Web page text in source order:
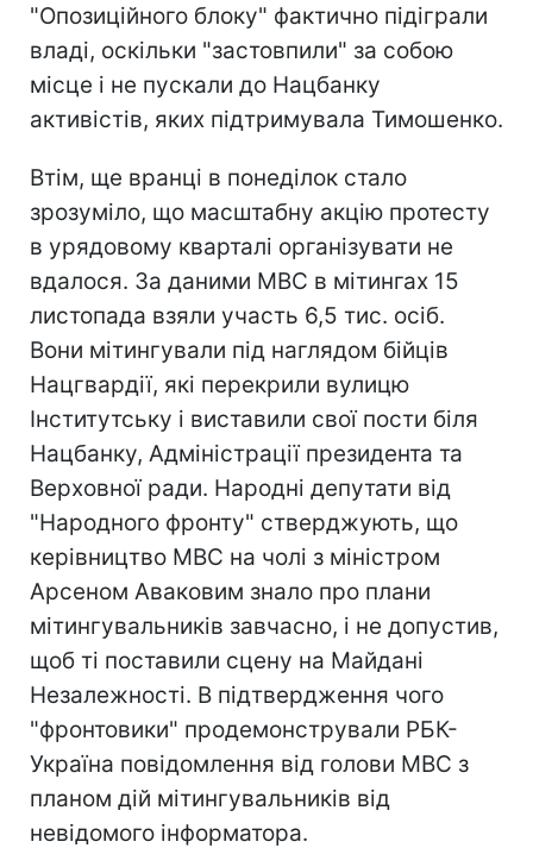
"Опозиційного блоку" фактично підіграли
владі, оскільки "застовпили" за собою
місце і не пускали до Нацбанку
активістів, яких підтримувала Тимошенко.
Втім, ще вранці в понеділок стало
зрозуміло, що масштабну акцію протесту
в урядовому кварталі організувати не
вдалося. За даними МВС в мітингах 15
листопада взяли участь 6,5 тис. осіб.
Вони мітингували під наглядом бійців
Нацгвардії, які перекрили вулицю
Інститутську і виставили свої пости біля
Нацбанку, Адміністрації президента та
Верховної ради. Народні депутати від
"Народного фронту" стверджують, що
керівництво МВС на чолі з міністром
Арсеном Аваковим знало про плани
мітингувальників завчасно, і не допустив,
щоб ті поставили сцену на Майдані
Незалежності. В підтвердження чого
"фронтовики" продемонстрували РБК-
Україна повідомлення від голови МВС з
планом дій мітингувальників від
невідомого інформатора.